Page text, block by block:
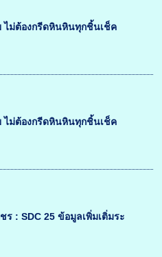
ไม่ต้องกรีดหินหินทุกชิ้นเช็ค
ไม่ต้องกรีดหินหินทุกชิ้นเช็ค
: SDC 25 ข้อมูลเพิ่มเติ่มระ